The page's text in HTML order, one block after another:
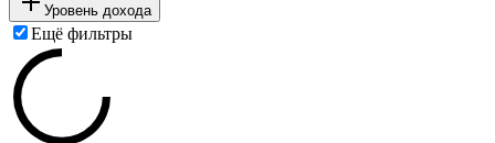
Уровень дохода
Ещё фильтры